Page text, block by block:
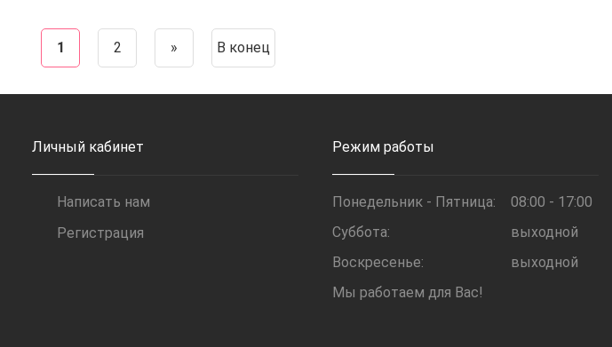
1 2 » В конец
Личный кабинет
Написать нам
Регистрация
Режим работы
Понедельник - Пятница:
08:00 - 17:00
Суббота:
выходной
Воскресенье:
выходной
Мы работаем для Вас!